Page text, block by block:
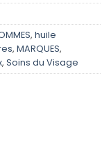
, huile
, MARQUES,
, Soins du Visage